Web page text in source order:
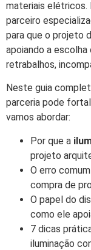
materiais elétricos.
parceiro
para que o projeto
apoiando a
retrabalhos,
Neste guia
parceria pode
vamos abordar:
Por que a
projeto
O erro
compra de
O papel do
como ele
7 dicas
iluminação